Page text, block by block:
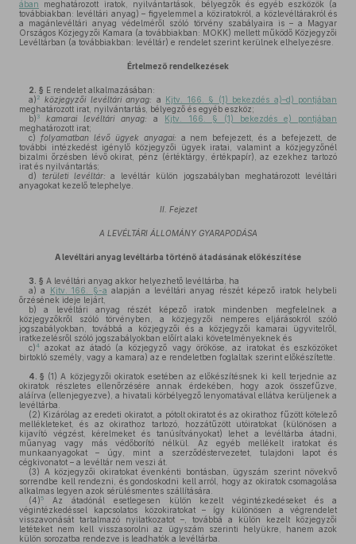
ában meghatározott iratok, nyilvántartások, bélyegzők és egyéb eszközök (a
továbbiakban: levéltári anyag) – figyelemmel a köziratokról, a közlevéltárakról és
a magánlevéltári anyag védelméről szóló törvény szabályaira is – a Magyar
Országos Közjegyzői Kamara (a továbbiakban: MOKK) mellett működő Közjegyzői
Levéltárban (a továbbiakban: levéltár) e rendelet szerint kerülnek elhelyezésre.
Értelmező rendelkezések
2. § E rendelet alkalmazásában:
a) 2 közjegyzői levéltári anyag: a Kjtv. 166. § (1) bekezdés a)–d) pontjában
meghatározott irat, nyilvántartás, bélyegző és egyéb eszköz;
b) 3 kamarai levéltári anyag: a Kjtv. 166. § (1) bekezdés e) pontjában
meghatározott irat;
c) folyamatban lévő ügyek anyagai: a nem befejezett, és a befejezett, de
további intézkedést igénylő közjegyzői ügyek iratai, valamint a közjegyzőnél
bizalmi őrzésben lévő okirat, pénz (értéktárgy, értékpapír), az ezekhez tartozó
irat és nyilvántartás;
d)
területi levéltár: a levéltár külön jogszabályban meghatározott levéltári
anyagokat kezelő telephelye.
II. Fejezet
A LEVÉLTÁRI ÁLLOMÁNY GYARAPODÁSA
A levéltári anyag levéltárba történő átadásának előkészítése
3. § A levéltári anyag akkor helyezhető levéltárba, ha
a) a Kjtv. 166. §-a alapján a levéltári anyag részét képező iratok helybeli
őrzésének ideje lejárt,
b) a levéltári anyag részét képező iratok mindenben megfelelnek a
közjegyzőkről szóló törvényben, a közjegyzői nemperes eljárásokról szóló
jogszabályokban, továbbá a közjegyzői és a közjegyzői kamarai ügyvitelről,
iratkezelésről szóló jogszabályokban előírt alaki követelményeknek és
c)4
azokat az átadó (a közjegyző vagy örököse, az iratokat és eszközöket
birtokló személy, vagy a kamara) az e rendeletben foglaltak szerint előkészítette.
4. § (1) A közjegyzői okiratok esetében az előkészítésnek ki kell terjednie az
okiratok részletes ellenőrzésére annak érdekében, hogy azok összefűzve,
aláírva (ellenjegyezve), a hivatali körbélyegző lenyomatával ellátva kerüljenek a
levéltárba.
(2) Kizárólag az eredeti okiratot, a pótolt okiratot és az okirathoz fűzött kötelező
mellékleteket, és az okirathoz tartozó, hozzátűzött utóiratokat (különösen a
kijavító végzést, kérelmeket és tanúsítványokat) lehet a levéltárba átadni,
műanyag vagy más védőborító nélkül. Az egyéb mellékelt iratokat és
munkaanyagokat – úgy, mint a szerződéstervezetet, tulajdoni lapot és
cégkivonatot – a levéltár nem veszi át.
(3) A közjegyzői okiratokat évenkénti bontásban, ügyszám szerint növekvő
sorrendbe kell rendezni, és gondoskodni kell arról, hogy az okiratok csomagolása
alkalmas legyen azok sérülésmentes szállítására.
(4)5
Az átadónál esetlegesen külön kezelt végintézkedéseket és a
végintézkedéssel kapcsolatos közokiratokat – így különösen a végrendelet
visszavonását tartalmazó nyilatkozatot –, továbbá a külön kezelt közjegyzői
letéteket nem kell visszasorolni az ügyszám szerinti helyükre, hanem azok
külön sorozatba rendezve is leadhatók a levéltárba.